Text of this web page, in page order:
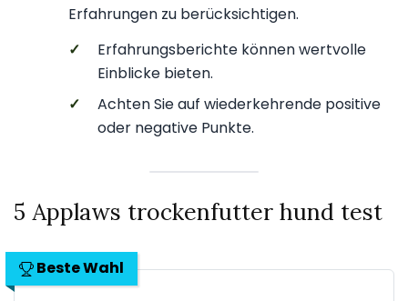
Erfahrungen zu berücksichtigen.
✓
Erfahrungsberichte können wertvolle
Einblicke bieten.
✓
Achten Sie auf wiederkehrende positive
oder negative Punkte.
5 Applaws trockenfutter hund test
Beste Wahl